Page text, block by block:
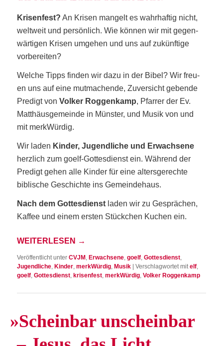
Kri­sen­fest? An Kri­sen man­gelt es wahr­haf­tig nicht,
welt­weit und per­sön­lich. Wie kön­nen wir mit gegen­
wär­ti­gen Kri­sen umge­hen und uns auf zukünf­ti­ge
vorbereiten?
Wel­che Tipps fin­den wir dazu in der Bibel? Wir freu­
en uns auf eine mut­ma­chen­de, Zuver­sicht geben­de
Pre­digt vonVol­ker Rog­gen­kamp, Pfar­rer der Ev.
Mat­thä­us­ge­mein­de in Müns­ter, und Musik von und
mit merkWürdig.
Wir laden Kin­der, Jugend­li­che und Erwach­se­ne
herz­lich zum goelf-Got­tes­dienst ein. Wäh­rend der
Pre­digt gehen alle Kin­der für eine alters­ge­rech­te
bibli­sche Geschich­te ins Gemeindehaus.
Nach dem Got­tes­dienst laden wir zu Gesprä­chen,
Kaf­fee und einem ers­ten Stück­chen Kuchen ein.
WEI­TER­LE­SEN →
Veröffentlicht unter CVJM , Erwachsene,goelf,Gottesdienst,
Jugendliche, Kinder,merkWürdig, Musik |Verschlagwortet mit elf,
goelf,Gottesdienst, krisenfest,merkWürdig,Volker Roggenkamp
»Schein­bar unschein­bar